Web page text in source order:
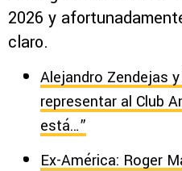
2026 y
claro.
Alejandro Zendejas
representar al Club
está…”
Ex-América: Roger